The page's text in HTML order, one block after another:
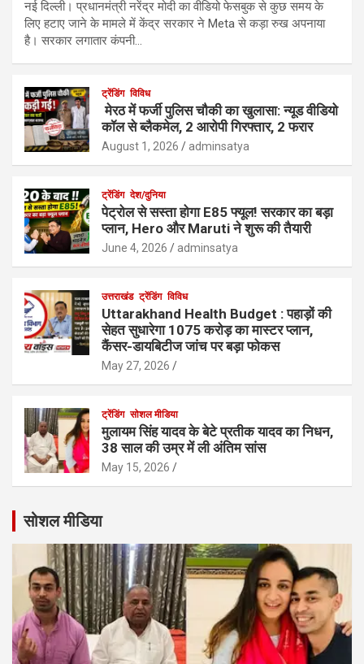
नई दिल्ली। प्रधानमंत्री नरेंद्र मोदी का वीडियो फेसबुक से कुछ समय के
लिए हटाए जाने के मामले में केंद्र सरकार ने Meta से कड़ा रुख अपनाया
है। सरकार लगातार कंपनी…
ट्रेंडिंग विविध
मेरठ में फर्जी पुलिस चौकी का खुलासा: न्यूड वीडियो
कॉल से ब्लैकमेल, 2 आरोपी गिरफ्तार, 2 फरार
August 1, 2026 adminsatya
ट्रेंडिंग देश/दुनिया
पेट्रोल से सस्ता होगा E85 फ्यूल! सरकार का बड़ा
प्लान, Hero और Maruti ने शुरू की तैयारी
June 4, 2026 adminsatya
उत्तराखंड ट्रेंडिंग विविध
Uttarakhand Health Budget : पहाड़ों की
सेहत सुधारेगा 1075 करोड़ का मास्टर प्लान,
कैंसर-डायबिटीज जांच पर बड़ा फोकस
May 27, 2026
ट्रेंडिंग सोशल मीडिया
मुलायम सिंह यादव के बेटे प्रतीक यादव का निधन,
38 साल की उम्र में ली अंतिम सांस
May 15, 2026
सोशल मीडिया